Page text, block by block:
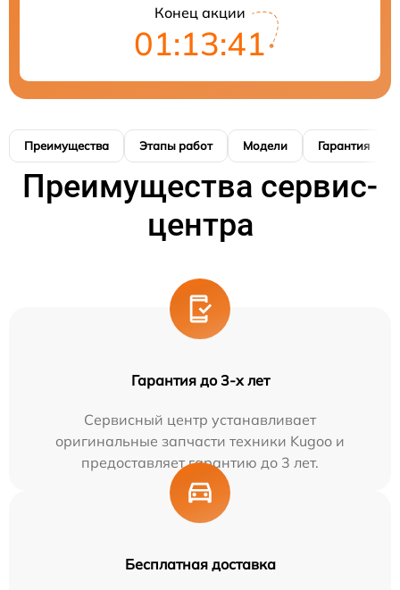
Конец акции
01:13:40
Преимущества Этапы работ Модели Гарантия
Преимущества сервис-
центра
Гарантия до 3-х лет
Сервисный центр устанавливает
оригинальные запчасти техники Kugoo и
предоставляет гарантию до 3 лет.
Бесплатная доставка